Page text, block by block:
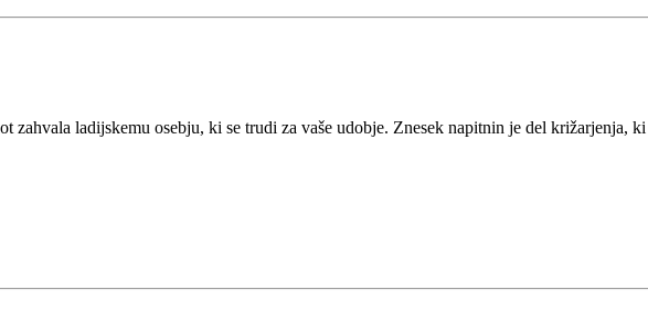
zahvala ladijskemu osebju, ki se trudi za vaše udobje. Znesek napitnin je del križarjenja,